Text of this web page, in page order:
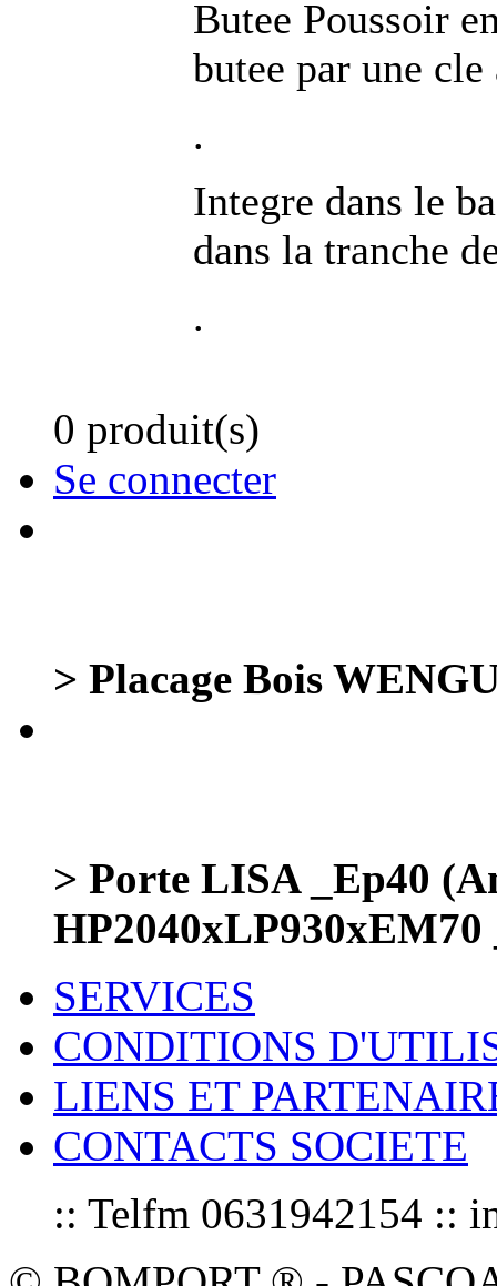
Butee Poussoir
butee par une
.
Integre dans le
dans la tranche
.
0 produit(s)
Se connecter
> Placage Bois
> Porte LISA _Ep40
HP2040xLP930xEM70
SERVICES
CONDITIONS
LIENS ET
CONTACTS SOCIETE
:: Telfm 0631942154 ::